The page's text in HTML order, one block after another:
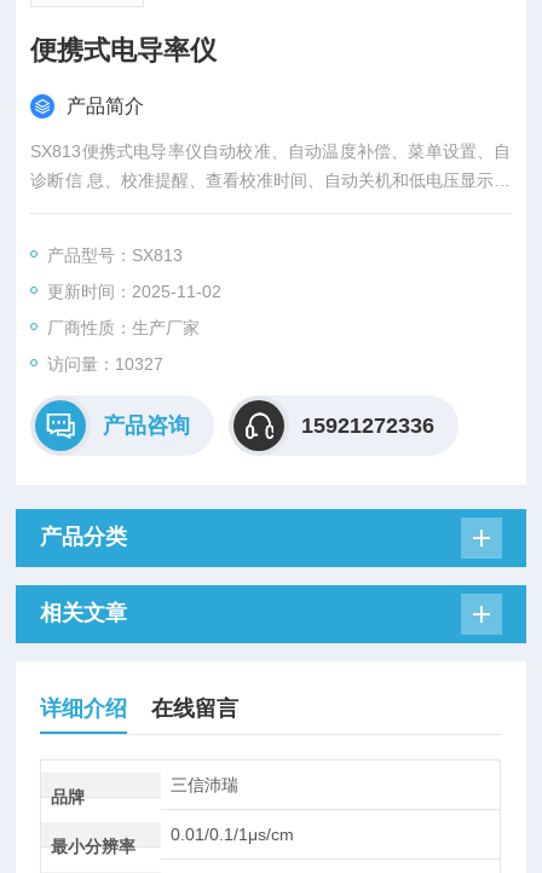
便携式电导率仪
产品简介
SX813便携式电导率仪自动校准、自动温度补偿、菜单设置、自
诊断信 息、校准提醒、查看校准时间、自动关机和低电压显示等
智能 化功能。
产品型号：SX813
更新时间：2025-11-02
厂商性质：生产厂家
访问量：10327
产品咨询 15921272336
产品分类
相关文章
详细介绍 在线留言
品牌
三信沛瑞
最小分辨率
0.01/0.1/1μs/cm